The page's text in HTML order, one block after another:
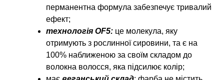
перманентна формула забезпечує тривалий
ефект;
технологія OF5: це молекула, яку
отримують з рослинної сировини, та є на
100% наближеною за своїм складом до
волокна волосся, яка підсилює колір;